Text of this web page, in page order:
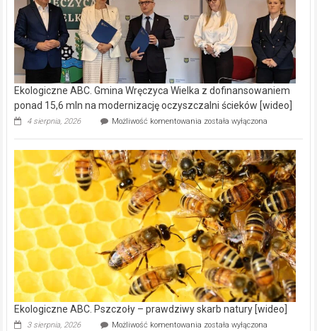
Ekologiczne ABC. Gmina Wręczyca Wielka z dofinansowaniem
ponad 15,6 mln na modernizację oczyszczalni ścieków [wideo]
4 sierpnia, 2026 Możliwość komentowania Ekologiczne
Wręczyca
Wielka
z
dofinansowaniem
ponad
15,6
mln
na
modernizację
oczyszczalni
ścieków
[wideo]
została wyłączona
Ekologiczne ABC. Pszczoły – prawdziwy skarb natury [wideo]
3 sierpnia, 2026 Możliwość komentowania Ekologiczne
została wyłączona